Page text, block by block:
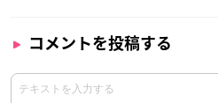
コメントを投稿する